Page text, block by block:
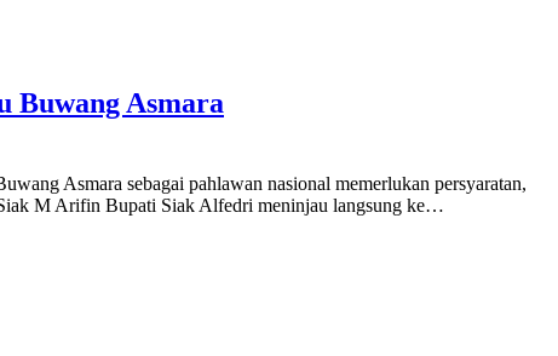
Buwang Asmara
Asmara sebagai pahlawan nasional memerlukan persyaratan,
M Arifin Bupati Siak Alfedri meninjau langsung ke…